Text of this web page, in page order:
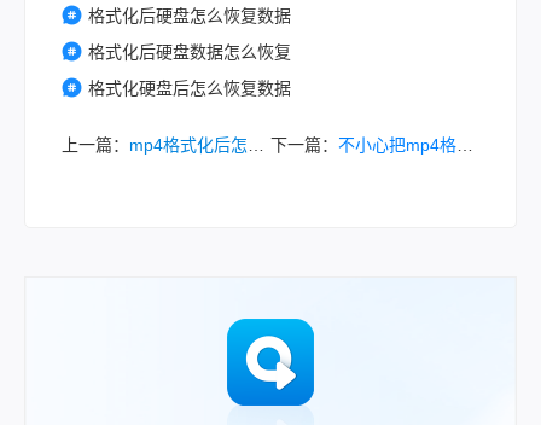
格式化后硬盘怎么恢复数据
格式化后硬盘数据怎么恢复
格式化硬盘后怎么恢复数据
上一篇： mp4格式化后怎么恢复？这二招教你mp4恢复数据！ 下一篇： 不小心把mp4格式化怎么找回？这3个实用方法快学起来！